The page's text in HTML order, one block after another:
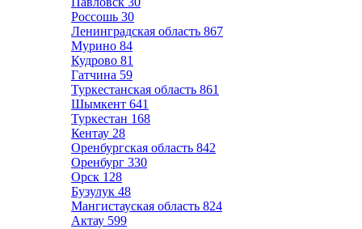
Россошь 30
Ленинградская область 867
Мурино 84
Кудрово 81
Гатчина 59
Туркестанская область 861
Шымкент 641
Туркестан 168
Кентау 28
Оренбургская область 842
Оренбург 330
Орск 128
Бузулук 48
Мангистауская область 824
Актау 599